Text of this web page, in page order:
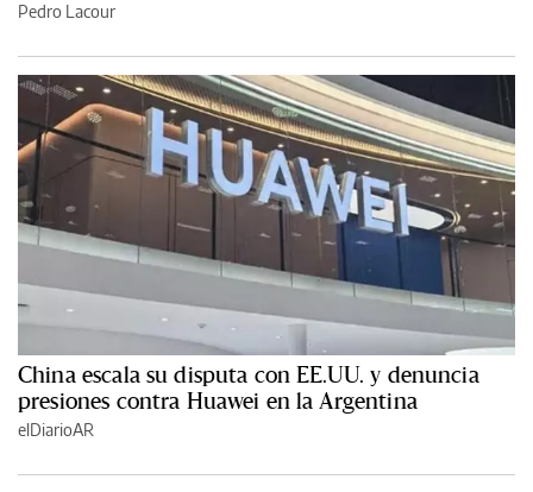
Pedro Lacour
China escala su disputa con EE.UU. y denuncia
presiones contra Huawei en la Argentina
elDiarioAR